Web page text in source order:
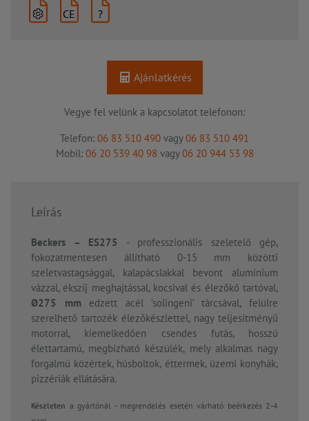
CE ?
Ajánlatkérés
Vegye fel velünk a kapcsolatot telefonon:
Telefon: 06 83 510 490 vagy06 83 510 491
Mobil: 06 20 539 40 98 vagy06 20 944 53 98
Leírás
Beckers – ES275
- professzionális szeletelő gép,
fokozatmentesen állítható 0-15 mm közötti
szeletvastagsággal, kalapácslakkal bevont alumínium
vázzal, ékszíj meghajtással, kocsival és élezőkő tartóval,
Ø275 mm edzett acél ’solingeni’ tárcsával, felülre
szerelhető tartozék élezőkészlettel, nagy teljesítményű
motorral, kiemelkedően csendes futás, hosszú
élettartamú, megbízható készülék, mely alkalmas nagy
forgalmú közértek, húsboltok, éttermek, üzemi konyhák,
pizzériák ellátására.
Készleten a gyártónál - megrendelés esetén várható beérkezés 2-4